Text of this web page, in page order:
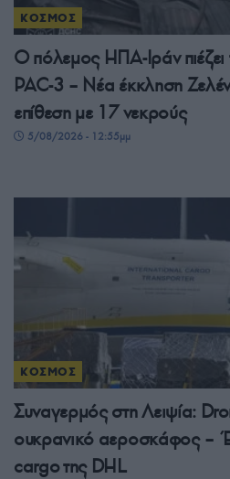
ΚΟΣΜΟΣ
Ο πόλεμος ΗΠΑ-Ιράν
PAC-3 – Νέα έκκληση
επίθεση με 17 νεκρούς
5/08/2026 - 12:55μμ
ΚΟΣΜΟΣ
Συναγερμός στη Λειψία:
ουκρανικό αεροσκάφος –
cargo της DHL